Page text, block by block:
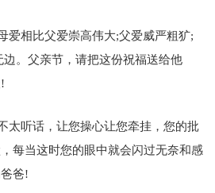
爱相比父爱崇高伟大;父爱威严粗犷;
。父亲节，请把这份祝福送给他
太听话，让您操心让您牵挂，您的批
每当这时您的眼中就会闪过无奈和感
爸!